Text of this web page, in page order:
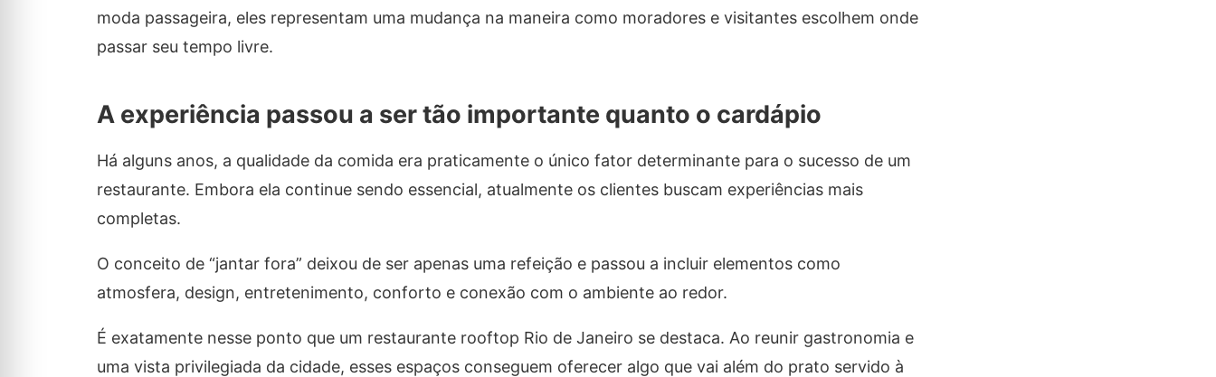
moda passageira, eles representam uma mudança na maneira como moradores e visitantes escolhem onde
passar seu tempo livre.
A experiência passou a ser tão importante quanto o cardápio
Há alguns anos, a qualidade da comida era praticamente o único fator determinante para o sucesso de um
restaurante. Embora ela continue sendo essencial, atualmente os clientes buscam experiências mais
completas.
O conceito de “jantar fora” deixou de ser apenas uma refeição e passou a incluir elementos como
atmosfera, design, entretenimento, conforto e conexão com o ambiente ao redor.
É exatamente nesse ponto que um restaurante rooftop Rio de Janeiro se destaca. Ao reunir gastronomia e
uma vista privilegiada da cidade, esses espaços conseguem oferecer algo que vai além do prato servido à